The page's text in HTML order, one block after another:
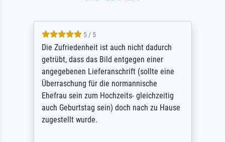
5 / 5
Die Zufriedenheit ist auch nicht dadurch
getrübt, dass das Bild entgegen einer
angegebenen Lieferanschrift (sollte eine
Überraschung für die normannische
Ehefrau sein zum Hochzeits- gleichzeitig
auch Geburtstag sein) doch nach zu Hause
zugestellt wurde.